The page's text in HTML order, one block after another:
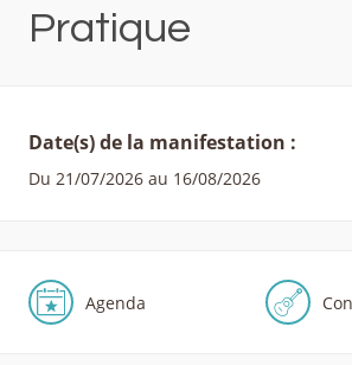
Pratique
Date(s) de la manifestation :
Du 21/07/2026 au 16/08/2026
Agenda